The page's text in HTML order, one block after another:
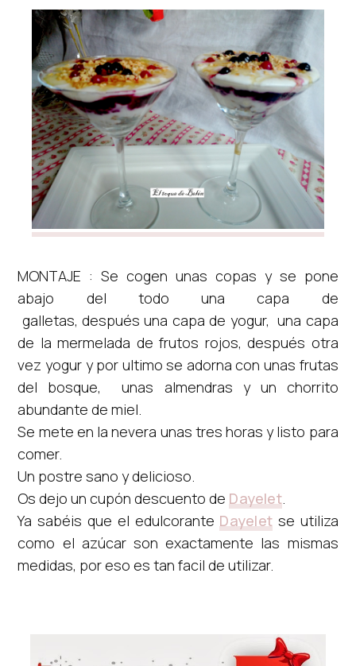
MONTAJE : Se cogen unas copas y se pone
abajo del todo una capa de
galletas, después una capa de yogur, una capa
de la mermelada de frutos rojos, después otra
vez yogur y por ultimo se adorna con unas frutas
del bosque, unas almendras y un chorrito
abundante de miel.
Se mete en la nevera unas tres horas y listo para
comer.
Un postre sano y delicioso.
Os dejo un cupón descuento de Dayelet.
Ya sabéis que el edulcorante Dayeletse utiliza
como el azúcar son exactamente las mismas
medidas, por eso es tan facil de utilizar.